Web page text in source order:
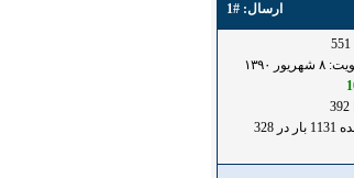
ارسال: #1
۱۳۹۰
سپاس شده 1131 بار در 328